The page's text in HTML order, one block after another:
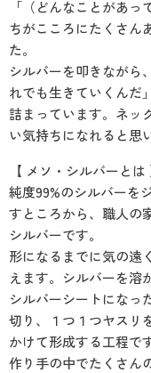
「（どんなことがあ
ちがこころにたくさん
た。
シルバーを叩きながら
れでも生きていくんだ
詰まっています。ネッ
い気持ちになれると思
【 メソ・シルバーとは
純度99%のシルバーを
すところから、職人の
シルバーです。
形になるまでに気の遠
えます。シルバーを溶
シルバーシートになっ
切り、１つ１つヤスリ
かけて形成する工程です
作り手の中でたくさん